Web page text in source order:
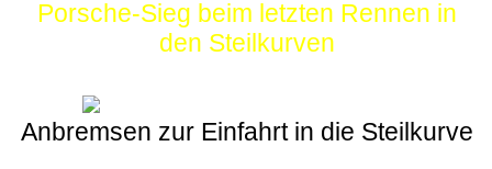
Porsche-Sieg beim letzten Rennen in
den Steilkurven
Anbremsen zur Einfahrt in die Steilkurve